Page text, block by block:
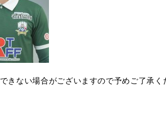
きない場合がございますので予めご了承く